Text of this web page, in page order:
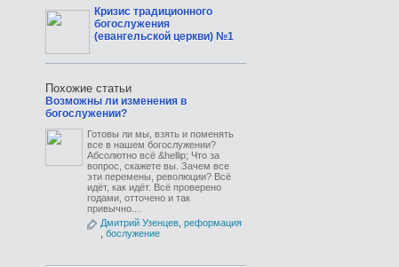
Кризис традиционного
богослужения
(евангельской церкви) №1
Похожие статьи
Возможны ли изменения в
богослужении?
Готовы ли мы, взять и поменять
все в нашем богослужении?
Абсолютно всё &hellip; Что за
вопрос, скажете вы. Зачем все
эти перемены, революции? Всё
идёт, как идёт. Всё проверено
годами, отточено и так
привычно....
Дмитрий Узенцев реформация
бослужение